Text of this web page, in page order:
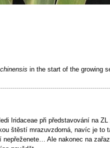
in the start of the growing
Iridaceae při představování na ZL
štěstí mrazuvzdorná, navíc je to
Ale nakonec na